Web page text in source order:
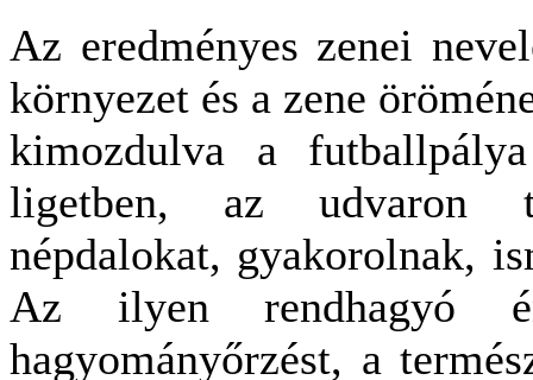
Az eredményes zenei
környezet és a zene
kimozdulva a
ligetben, az udvaron
népdalokat, gyakorolnak,
Az ilyen rendhagyó
hagyományőrzést, a